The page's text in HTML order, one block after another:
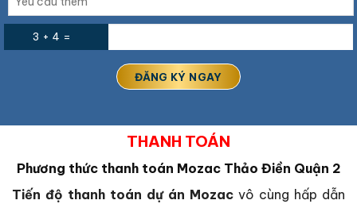
3 + 4 =
THANH TOÁN
Phương thức thanh toán Mozac Thảo Điền Quận 2
Tiến độ thanh toán dự án Mozac vô cùng hấp dẫn